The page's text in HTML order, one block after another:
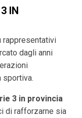
IN
rappresentativi
dagli anni
sportiva.
3 in provincia
di rafforzarne sia